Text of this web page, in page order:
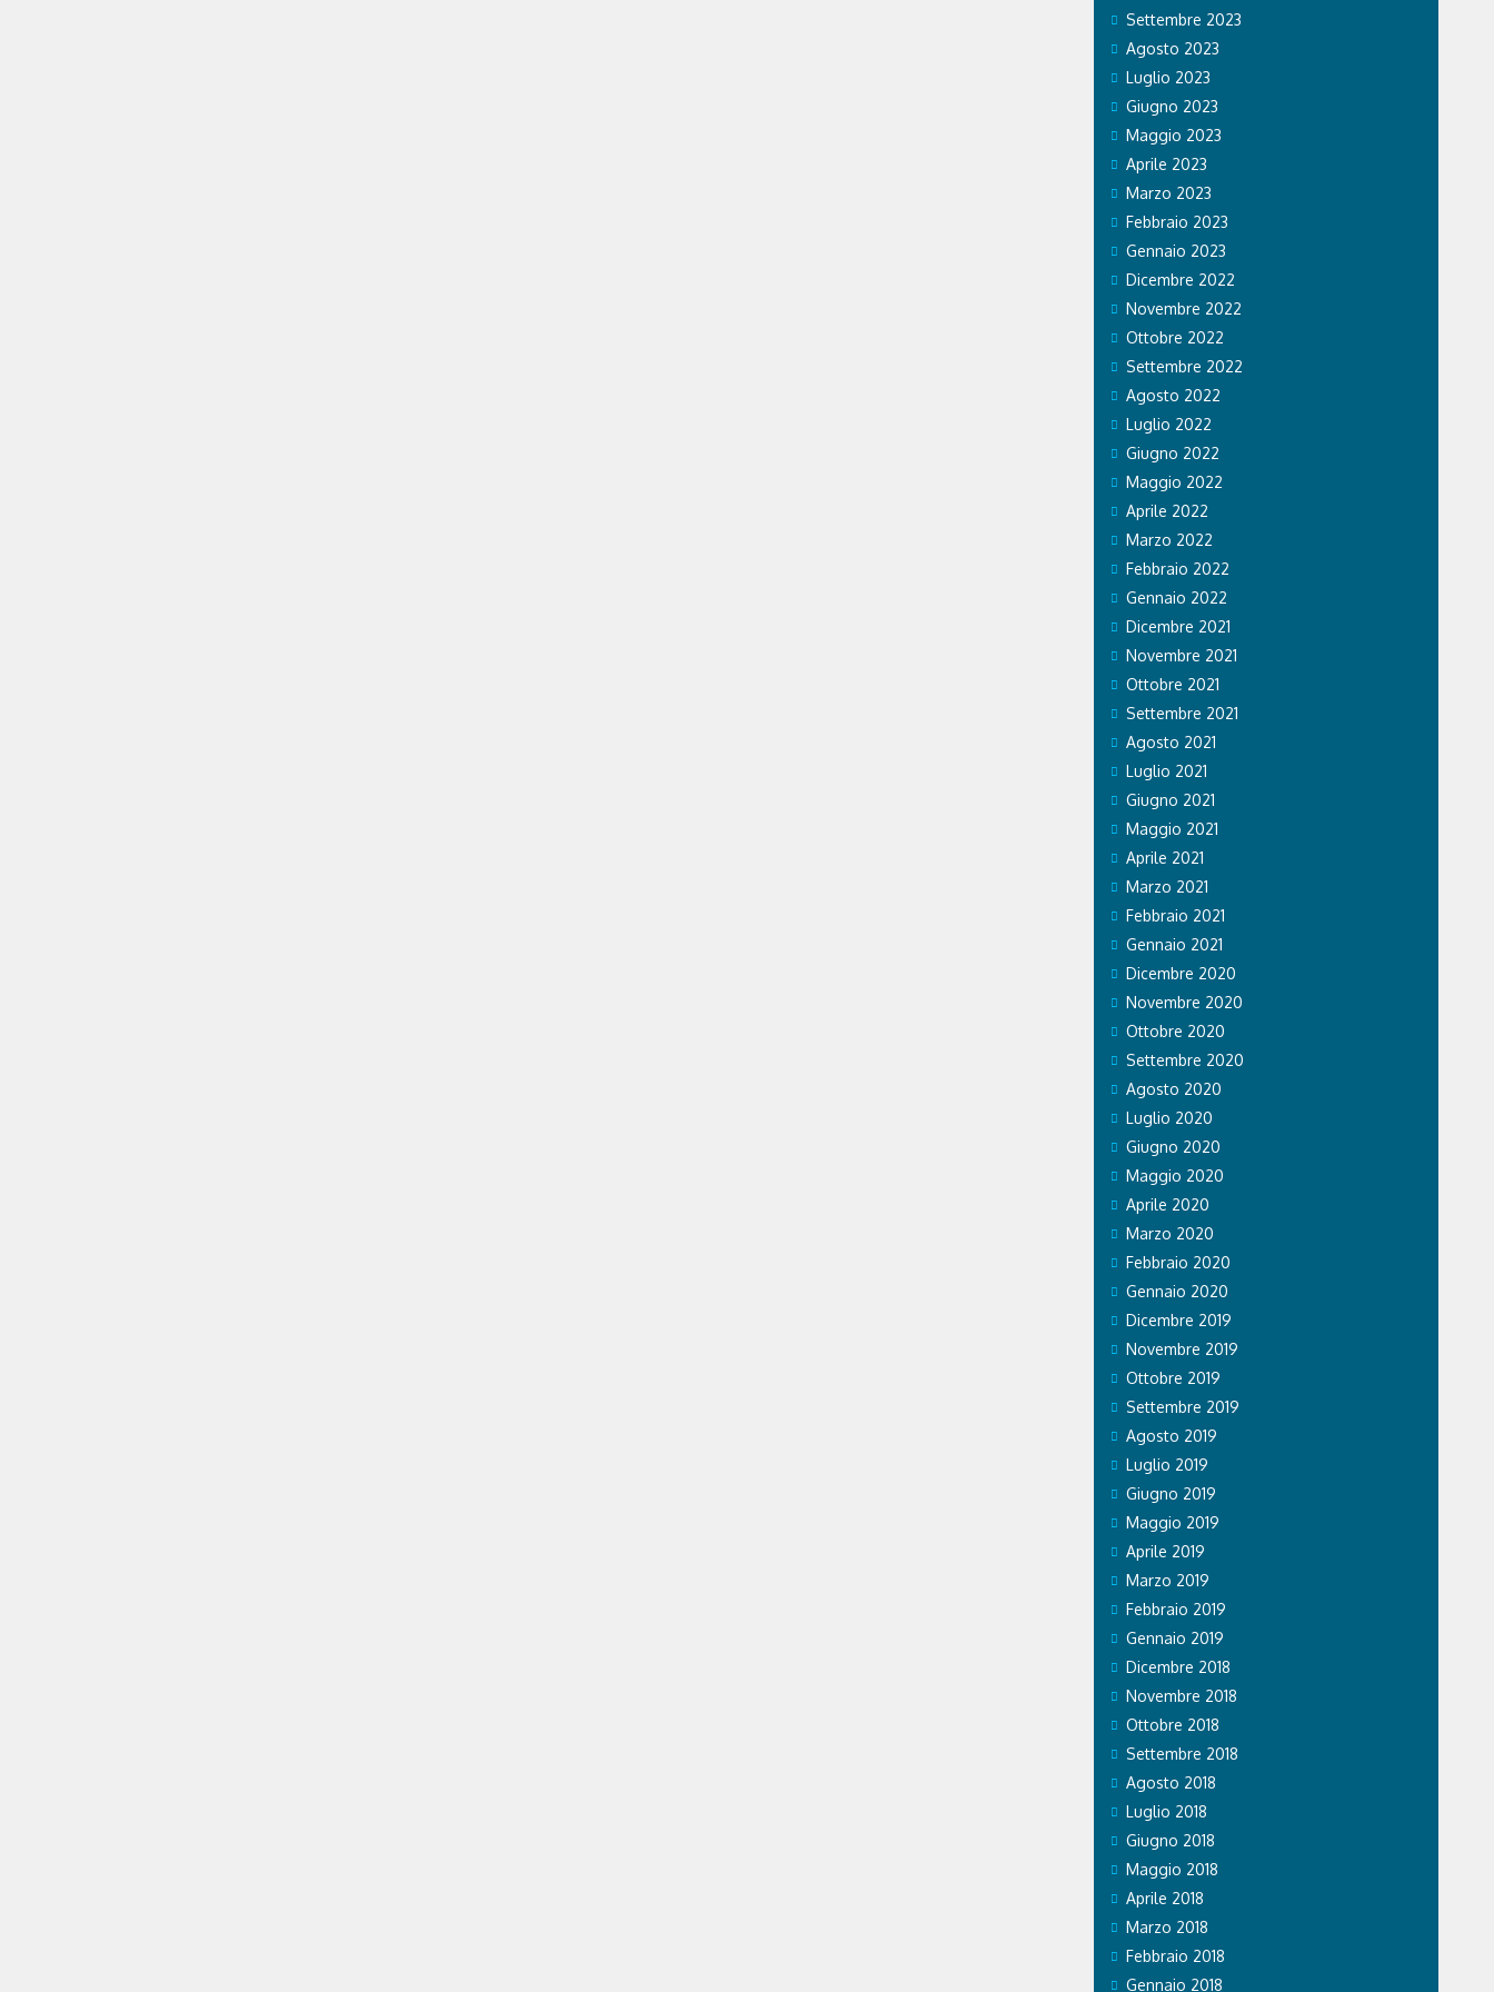
Settembre 2023
Agosto 2023
Luglio 2023
Giugno 2023
Maggio 2023
Aprile 2023
Marzo 2023
Febbraio 2023
Gennaio 2023
Dicembre 2022
Novembre 2022
Ottobre 2022
Settembre 2022
Agosto 2022
Luglio 2022
Giugno 2022
Maggio 2022
Aprile 2022
Marzo 2022
Febbraio 2022
Gennaio 2022
Dicembre 2021
Novembre 2021
Ottobre 2021
Settembre 2021
Agosto 2021
Luglio 2021
Giugno 2021
Maggio 2021
Aprile 2021
Marzo 2021
Febbraio 2021
Gennaio 2021
Dicembre 2020
Novembre 2020
Ottobre 2020
Settembre 2020
Agosto 2020
Luglio 2020
Giugno 2020
Maggio 2020
Aprile 2020
Marzo 2020
Febbraio 2020
Gennaio 2020
Dicembre 2019
Novembre 2019
Ottobre 2019
Settembre 2019
Agosto 2019
Luglio 2019
Giugno 2019
Maggio 2019
Aprile 2019
Marzo 2019
Febbraio 2019
Gennaio 2019
Dicembre 2018
Novembre 2018
Ottobre 2018
Settembre 2018
Agosto 2018
Luglio 2018
Giugno 2018
Maggio 2018
Aprile 2018
Marzo 2018
Febbraio 2018
Gennaio 2018